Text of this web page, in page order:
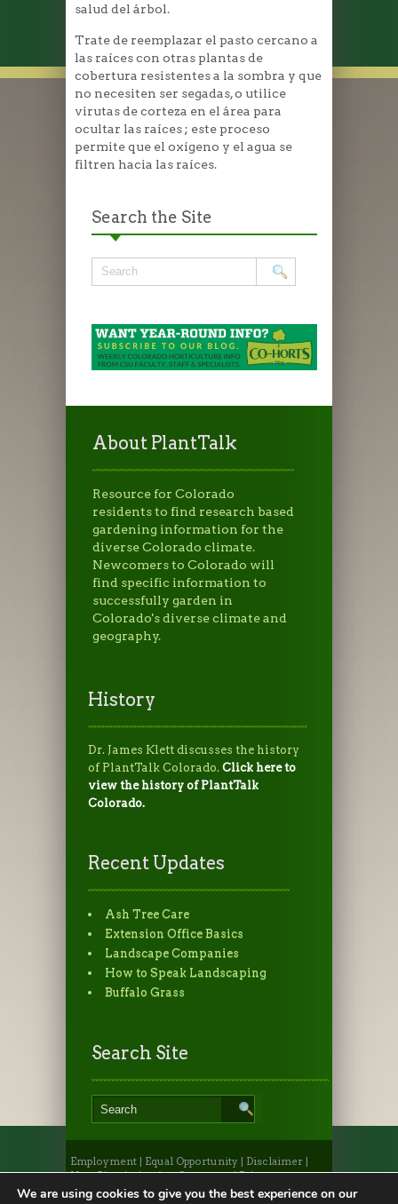
salud del árbol.
Trate de reemplazar el pasto cercano a
las raíces con otras plantas de
cobertura resistentes a la sombra y que
no necesiten ser segadas, o utilice
virutas de corteza en el área para
ocultar las raíces ; este proceso
permite que el oxígeno y el agua se
filtren hacia las raíces.
Search the Site
About PlantTalk
Resource for Colorado
residents to find research based
gardening information for the
diverse Colorado climate.
Newcomers to Colorado will
find specific information to
successfully garden in
Colorado's diverse climate and
geography.
History
Dr. James Klett discusses the history
of PlantTalk Colorado. Click here to
view the history of PlantTalk
Colorado.
Recent Updates
Ash Tree Care
Extension Office Basics
Landscape Companies
How to Speak Landscaping
Buffalo Grass
Search Site
Employment Equal Opportunity Disclaimer
Non-Discrimination Statement|Privacy
Statement|Provide Feedback| Webmaster|Apply
We are using cookies to give you the best experience on our